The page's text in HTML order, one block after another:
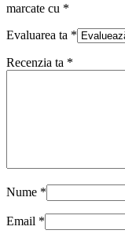
marcate cu *
Evaluarea ta *
Recenzia ta *
Nume *
Email *